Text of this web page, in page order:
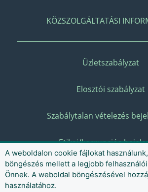
KÖZSZOLGÁLTATÁSI
Üzletszabályzat
Elosztói szabályzat
Szabálytalan vételezés
Etikai/korrupciós
A weboldalon cookie fájlokat
böngészés mellett a legjobb
Önnek. A weboldal böngészésével
használatához.